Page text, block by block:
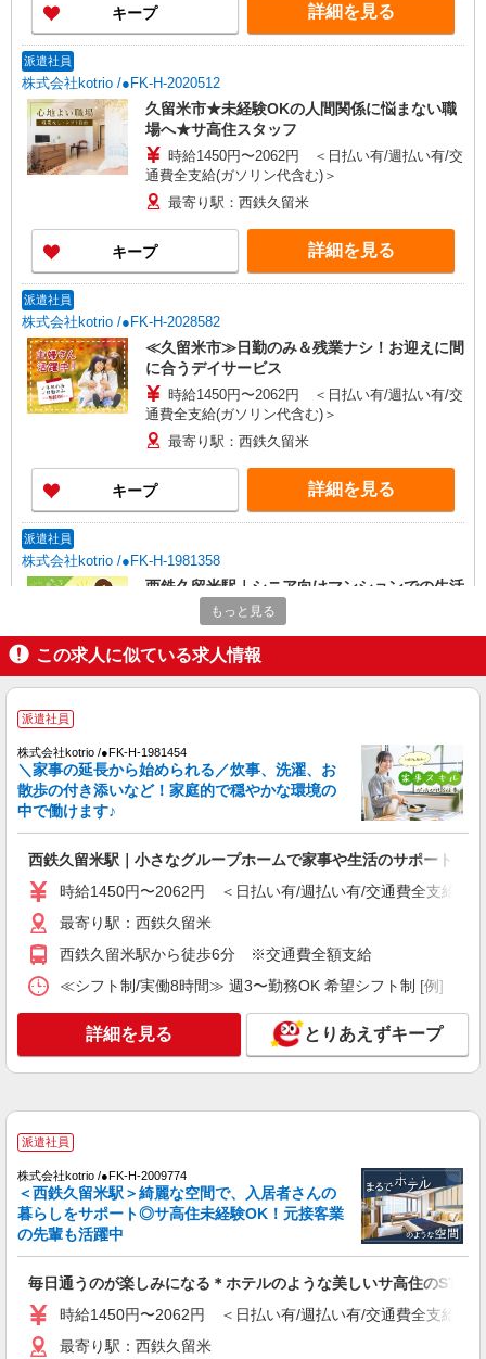
キープ 詳細を見る
派遣社員
株式会社kotrio /●FK-H-2020512
久留米市★未経験OKの人間関係に悩まない職
場へ★サ高住スタッフ
時給1450円〜2062円 ＜日払い有/週払い有/交
通費全支給(ガソリン代含む)＞
最寄り駅：西鉄久留米
キープ 詳細を見る
派遣社員
株式会社kotrio /●FK-H-2028582
≪久留米市≫日勤のみ＆残業ナシ！お迎えに間
に合うデイサービス
時給1450円〜2062円 ＜日払い有/週払い有/交
通費全支給(ガソリン代含む)＞
最寄り駅：西鉄久留米
キープ 詳細を見る
派遣社員
株式会社kotrio /●FK-H-1981358
西鉄久留米駅｜シニア向けマンションでの生活
サポート・フロアの巡回
時給1450円〜2062円 ＜日払い有/週払い有/交
通費全支給(ガソリン代含む)＞
最寄り駅：西鉄久留米
派遣社員
株式会社kotrio /●FK-H-2067310
久留米市/未経験OK★誰かの支えになれる人
時給1450円〜2062円 ＜日払い有/週払い有/交
通費全支給(ガソリン代含む)＞
久留米市花畑
詳細を見る
派遣社員
株式会社kotrio /●FK-H-1880005
時給1450円〜2062円 ＜日払い有/週払い有/交
キープ 詳細を見る
派遣社員
株式会社kotrio /●FK-H-1880050
りなど＊日払いOK
時給1450円〜2062円 ＜日払い有/週払い有/交
もっと見る
この求人に似ている求人情報
派遣社員
株式会社kotrio /●FK-H-1981454
＼家事の延長から始められる／炊事、洗濯、お
散歩の付き添いなど！家庭的で穏やかな環境の
中で働けます♪
西鉄久留米駅｜小さなグループホームで家事や生活のサポート！
時給1450円〜2062円 ＜日払い有/週払い有/交通費全支給(ガ
最寄り駅：西鉄久留米
西鉄久留米駅から徒歩6分 ※交通費全額支給
≪シフト制/実働8時間≫ 週3〜勤務OK 希望シフト制 [例] ・
詳細を見る とりあえずキープ
派遣社員
株式会社kotrio /●FK-H-2009774
＜西鉄久留米駅＞綺麗な空間で、入居者さんの
暮らしをサポート◎サ高住未経験OK！元接客業
の先輩も活躍中
毎日通うのが楽しみになる＊ホテルのような美しいサ高住のSTAFF
時給1450円〜2062円 ＜日払い有/週払い有/交通費全支給(ガ
最寄り駅：西鉄久留米